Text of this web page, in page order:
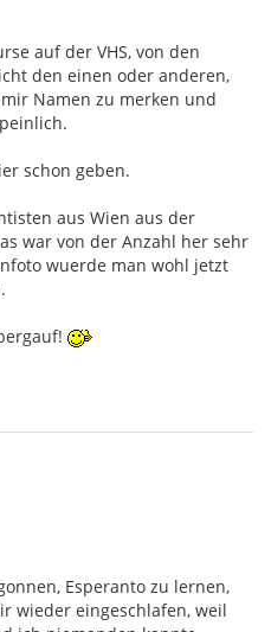
auf der VHS, von den
den einen oder anderen,
Namen zu merken und
schon geben.
aus Wien aus der
war von der Anzahl her sehr
wuerde man wohl jetzt
Esperanto zu lernen,
wieder eingeschlafen, weil